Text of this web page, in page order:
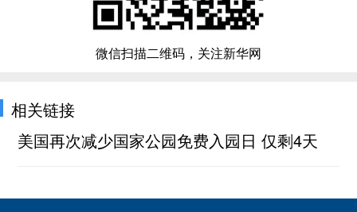
微信扫描二维码，关注新华网
相关链接
美国再次减少国家公园免费入园日 仅剩4天